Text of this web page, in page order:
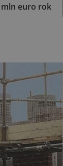
mln euro rok